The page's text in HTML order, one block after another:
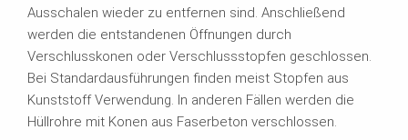
Ausschalen wieder zu entfernen sind. Anschließend
werden die entstandenen Öffnungen durch
Verschlusskonen oder Verschlussstopfen geschlossen.
Bei Standardausführungen finden meist Stopfen aus
Kunststoff Verwendung. In anderen Fällen werden die
Hüllrohre mit Konen aus Faserbeton verschlossen.